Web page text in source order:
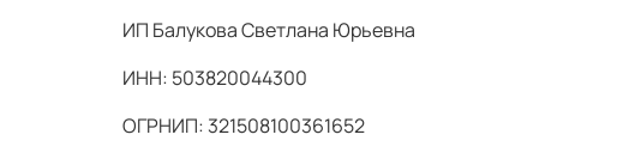
ИП Балукова Светлана Юрьевна
ИНН: 503820044300
ОГРНИП: 321508100361652